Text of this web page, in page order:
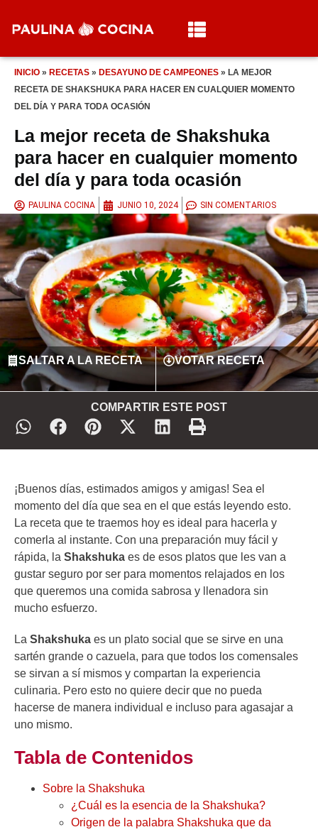
INICIO » RECETAS » DESAYUNO DE CAMPEONES » LA MEJOR
RECETA DE SHAKSHUKA PARA HACER EN CUALQUIER MOMENTO
DEL DÍA Y PARA TODA OCASIÓN
La mejor receta de Shakshuka
para hacer en cualquier momento
del día y para toda ocasión
PAULINA COCINA JUNIO 10, 2024 SIN COMENTARIOS
SALTAR A LA RECETA VOTAR RECETA
COMPARTIR ESTE POST
¡Buenos días, estimados amigos y amigas! Sea el
momento del día que sea en el que estás leyendo esto.
La receta que te traemos hoy es ideal para hacerla y
comerla al instante. Con una preparación muy fácil y
rápida, la Shakshuka es de esos platos que les van a
gustar seguro por ser para momentos relajados en los
que queremos una comida sabrosa y llenadora sin
mucho esfuerzo.
La Shakshuka es un plato social que se sirve en una
sartén grande o cazuela, para que todos los comensales
se sirvan a sí mismos y compartan la experiencia
culinaria. Pero esto no quiere decir que no pueda
hacerse de manera individual e incluso para agasajar a
uno mismo.
Tabla de Contenidos
Sobre la Shakshuka
¿Cuál es la esencia de la Shakshuka?
Origen de la palabra Shakshuka que da